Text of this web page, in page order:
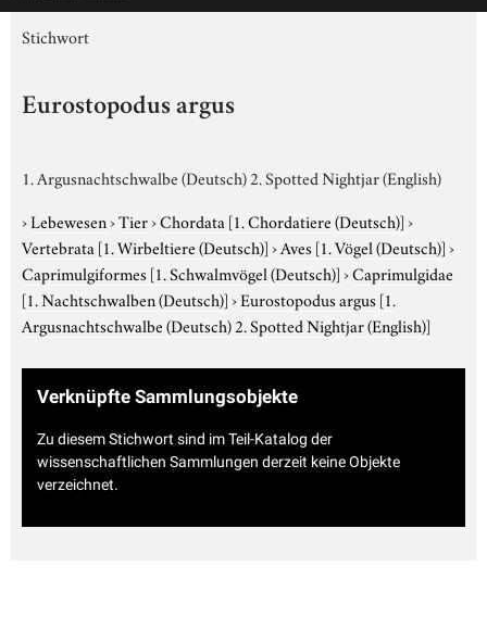
Stichwort
Eurostopodus argus
1. Argusnachtschwalbe (Deutsch) 2. Spotted Nightjar (English)
›Lebewesen›Tier›Chordata [1. Chordatiere (Deutsch)]›
Vertebrata [1. Wirbeltiere (Deutsch)]›Aves [1. Vögel (Deutsch)]›
Caprimulgiformes [1. Schwalmvögel (Deutsch)]›Caprimulgidae
[1. Nachtschwalben (Deutsch)]›Eurostopodus argus [1.
Argusnachtschwalbe (Deutsch) 2. Spotted Nightjar (English)]
Verknüpfte Sammlungsobjekte
Zu diesem Stichwort sind im Teil-Katalog der
wissenschaftlichen Sammlungen derzeit keine Objekte
verzeichnet.